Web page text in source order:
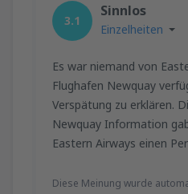
3.1
Sinnlos
Einzelheiten
Es war niemand von
Flughafen Newquay
Verspätung zu erklären.
Newquay Information
Eastern Airways einen
Diese Meinung wurde